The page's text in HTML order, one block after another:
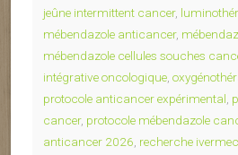
jeûne intermittent cancer,
mébendazole anticancer,
mébendazole cellules souches
intégrative oncologique
protocole anticancer expérimental
cancer, protocole mébendazole
anticancer 2026 recherche